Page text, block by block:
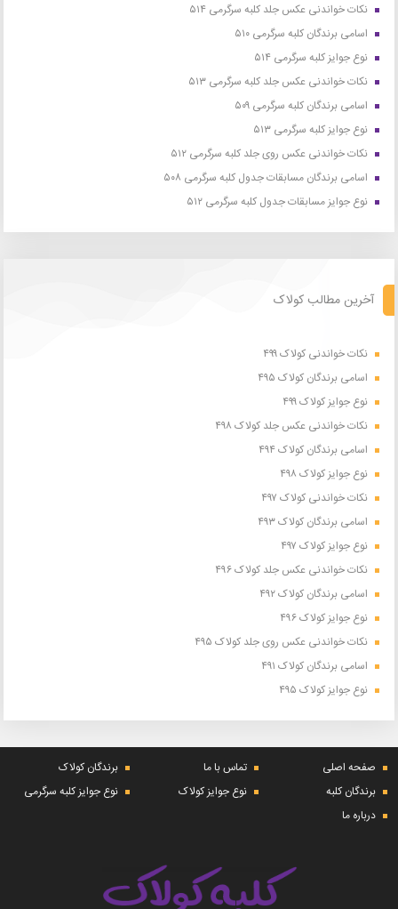
نکات خواندنی عکس جلد کلبه سرگرمی ۵۱۴
اسامی برندگان کلبه سرگرمی ۵۱۰
نوع جوایز کلبه سرگرمی ۵۱۴
نکات خواندنی عکس جلد کلبه سرگرمی ۵۱۳
اسامی برندگان کلبه سرگرمی ۵۰۹
نوع جوایز کلبه سرگرمی ۵۱۳
نکات خواندنی عکس روی جلد کلبه سرگرمی ۵۱۲
اسامی برندگان مسابقات جدول کلبه سرگرمی ۵۰۸
نوع جوایز مسابقات جدول کلبه سرگرمی ۵۱۲
آخرین مطالب کولاک
نکات خواندنی کولاک ۴۹۹
اسامی برندگان کولاک ۴۹۵
نوع جوایز کولاک ۴۹۹
نکات خواندنی عکس جلد کولاک ۴۹۸
اسامی برندگان کولاک ۴۹۴
نوع جوایز کولاک ۴۹۸
نکات خواندنی کولاک ۴۹۷
اسامی برندگان کولاک ۴۹۳
نوع جوایز کولاک ۴۹۷
نکات خواندنی عکس جلد کولاک ۴۹۶
اسامی برندگان کولاک ۴۹۲
نوع جوایز کولاک ۴۹۶
نکات خواندنی عکس روی جلد کولاک ۴۹۵
اسامی برندگان کولاک ۴۹۱
نوع جوایز کولاک ۴۹۵
صفحه اصلی تماس با ما
برندگان کولاک
برندگان کلبه
نوع جوایز کولاک
نوع جوایز کلبه سرگرمی
درباره ما